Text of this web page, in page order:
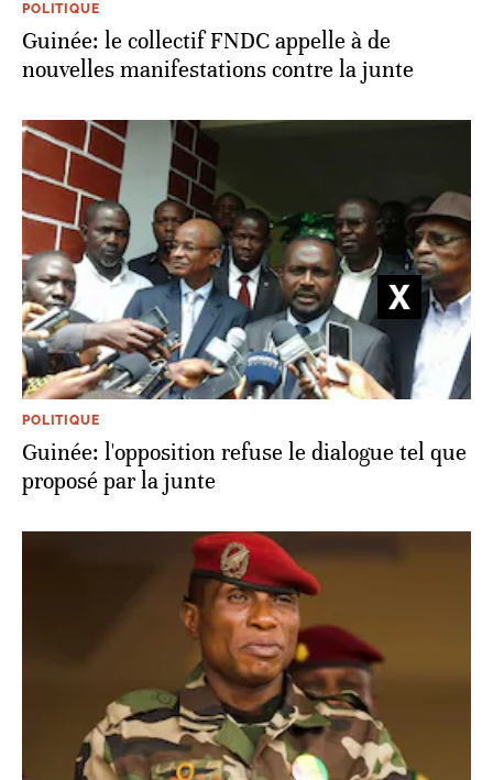
POLITIQUE
Guinée: le collectif FNDC appelle à de
nouvelles manifestations contre la junte
POLITIQUE
Guinée: l'opposition refuse le dialogue tel que
proposé par la junte